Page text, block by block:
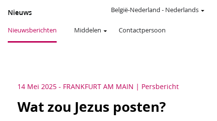
Nieuws
Nieuwsberichten Middelen Contactpersoon
België-Nederland - Nederlands
14 Mei 2025 - FRANKFURT AM MAIN Persbericht
Wat zou Jezus posten?